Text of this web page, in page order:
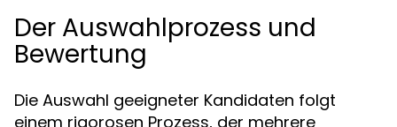
Der Auswahlprozess und
Bewertung
Die Auswahl geeigneter Kandidaten folgt
einem rigorosen Prozess, der mehrere